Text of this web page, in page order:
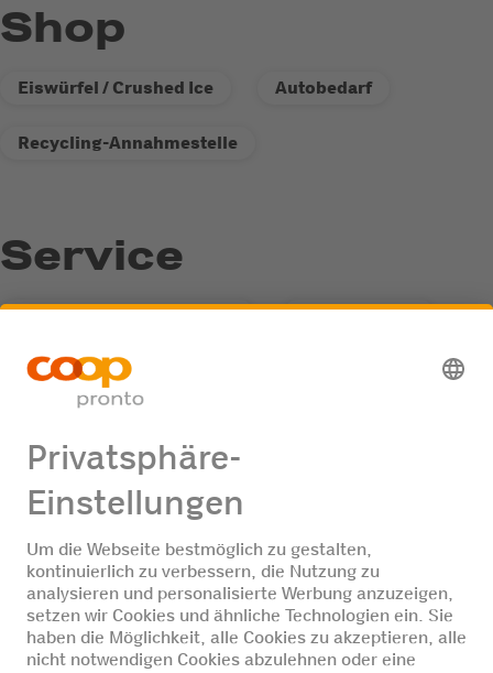
Shop
Eiswürfel / Crushed Ice Autobedarf
Recycling-Annahmestelle
Service
Tesla Ladestation
Jobangebote